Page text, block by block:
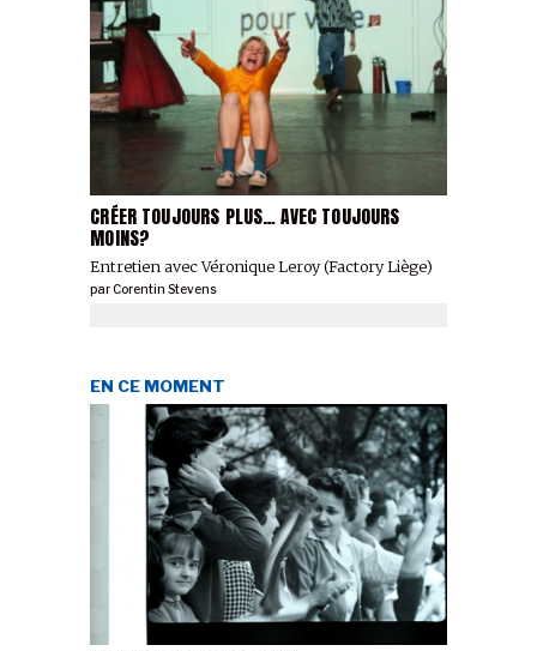
CRÉER TOUJOURS PLUS… AVEC TOUJOURS
MOINS?
Entretien avec Véronique Leroy (Factory Liège)
parCorentin Stevens
EN CE MOMENT